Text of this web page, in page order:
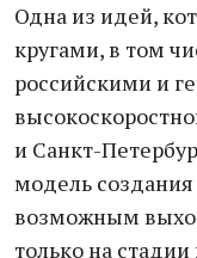
Одна из идей,
кругами, в том
российскими и
и Санкт-
модель создания
возможным
только на